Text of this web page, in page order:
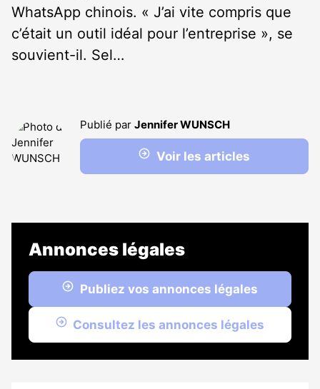
WhatsApp chinois. « J’ai vite compris que
c’était un outil idéal pour l’entreprise », se
souvient-il. Sel…
Publié par Jennifer WUNSCH
Voir les articles
Annonces légales
Publiez vos annonces légales
Consultez les annonces légales